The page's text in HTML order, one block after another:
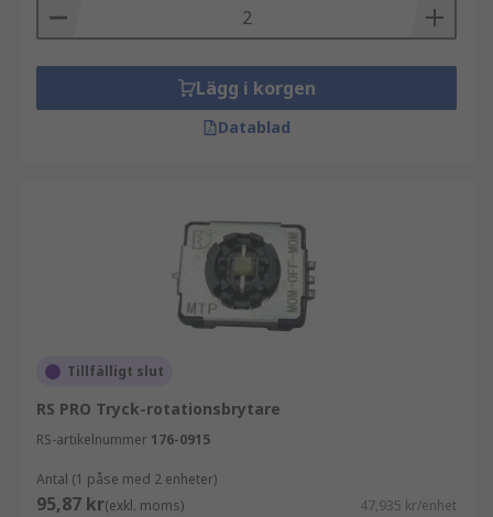
Lägg i korgen
Datablad
Tillfälligt slut
RS PRO Tryck-rotationsbrytare
RS-artikelnummer 176-0915
Antal (1 påse med 2 enheter)
95,87 kr(exkl. moms) 47,935 kr/enhet